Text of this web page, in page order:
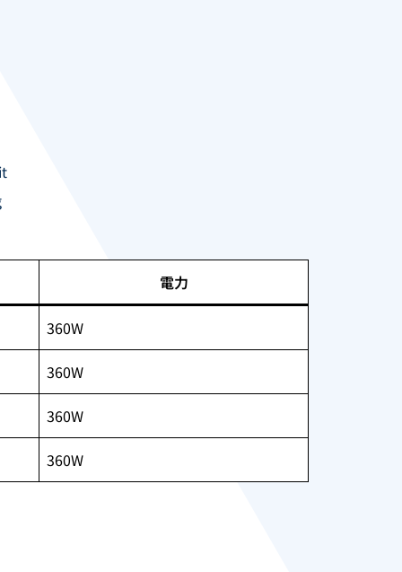
電力
360W
360W
360W
360W